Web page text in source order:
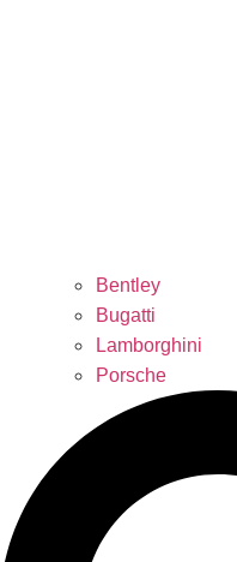
Bentley
Bugatti
Lamborghini
Porsche